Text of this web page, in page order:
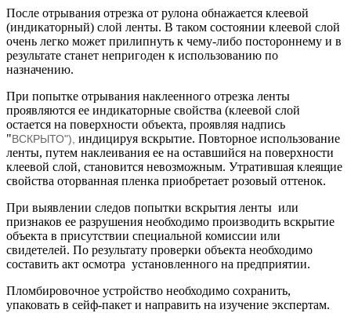
После отрывания отрезка от рулона обнажается клеевой
(индикаторный) слой ленты. В таком состоянии клеевой слой
очень легко может прилипнуть к чему-либо постороннему и в
результате станет непригоден к использованию по
назначению.
При попытке отрывания наклеенного отрезка ленты
проявляются ее индикаторные свойства (клеевой слой
остается на поверхности объекта, проявляя надпись
"ВСКРЫТО"), индицируя вскрытие. Повторное использование
ленты, путем наклеивания ее на оставшийся на поверхности
клеевой слой, становится невозможным. Утратившая клеящие
свойства оторванная пленка приобретает розовый оттенок.
При выявлении следов попытки вскрытия ленты или
признаков ее разрушения необходимо производить вскрытие
объекта в присутствии специальной комиссии или
свидетелей. По результату проверки объекта необходимо
составить акт осмотра установленного на предприятии.
Пломбировочное устройство необходимо сохранить,
упаковать в сейф-пакет и направить на изучение экспертам.